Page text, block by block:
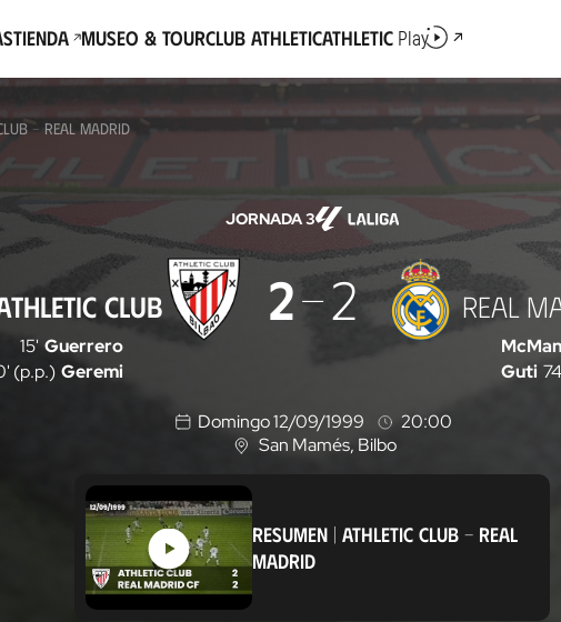
Tienda Museo & TourClub AthleticAthletic Play
- REAL MADRID
JORNADA 3
CLUB 2 2 REAL
15' Guerrero
(p.p.) Geremi
Guti
Domingo 12/09/1999
20:00
U
a
c
San Mamés, Bilbo
RESUMEN | ATHLETIC CLUB - REAL
MADRID